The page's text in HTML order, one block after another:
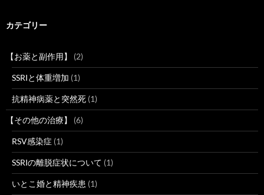
カテゴリー
【お薬と副作用】 (2)
SSRIと体重増加 (1)
抗精神病薬と突然死 (1)
【その他の治療】 (6)
RSV感染症 (1)
SSRIの離脱症状について (1)
いとこ婚と精神疾患 (1)